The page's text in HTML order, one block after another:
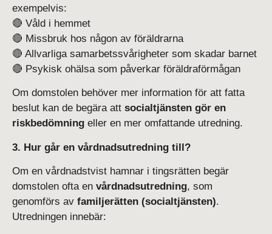
exempelvis:
🔴 Våld i hemmet
🔴 Missbruk hos någon av föräldrarna
🔴 Allvarliga samarbetssvårigheter som skadar barnet
🔴 Psykisk ohälsa som påverkar föräldraförmågan
Om domstolen behöver mer information för att fatta
beslut kan de begära att socialtjänsten gör en
riskbedömning eller en mer omfattande utredning.
3. Hur går en vårdnadsutredning till?
Om en vårdnadstvist hamnar i tingsrätten begär
domstolen ofta en vårdnadsutredning, som
genomförs av familjerätten (socialtjänsten).
Utredningen innebär: